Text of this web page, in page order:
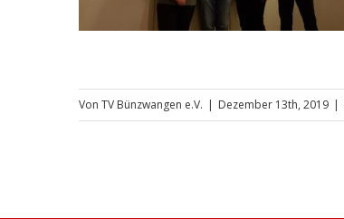
Von TV Bünzwangen e.V. | Dezember 13th, 2019 |